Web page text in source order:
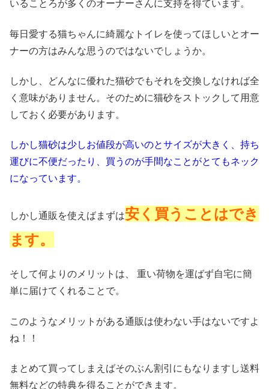
いることろが多くのオーナーさんに支持を得ています。
毎日愛する猫ちゃんに綺麗なトイレを使ってほしいとオー
ナーの方はみんな思うのではないでしょうか。
しかし、どんなに優れた猫砂でもそれを交換しなければ全
く意味がありません。そのために猫砂をストックして用意
しておく必要があります。
しかし猫砂は少しお値段が高いのとサイズが大きく、持ち
運びに不便だったり、買うのが手間なことがとてもネック
になっています。
しかし通販を使えばまずは安く買うことはでき
ます。
そして何よりのメリットは、 重い荷物を運ばず自宅に簡
単に届けてくれることで。
このようなメリットがある通販は使わない手はないですよ
ね！！
まとめて買ってしまえばそのぶん割引にもなりますし送料
無料などの特典を得ることができます。